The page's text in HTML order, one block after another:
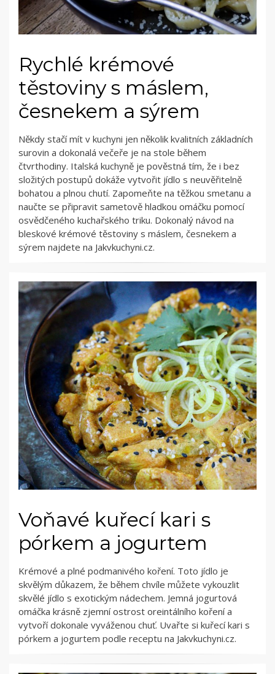
Rychlé krémové
těstoviny s máslem,
česnekem a sýrem
Někdy stačí mít v kuchyni jen několik kvalitních základních
surovin a dokonalá večeře je na stole během
čtvrthodiny. Italská kuchyně je pověstná tím, že i bez
složitých postupů dokáže vytvořit jídlo s neuvěřitelně
bohatou a plnou chutí. Zapomeňte na těžkou smetanu a
naučte se připravit sametově hladkou omáčku pomocí
osvědčeného kuchařského triku. Dokonalý návod na
bleskové krémové těstoviny s máslem, česnekem a
sýrem najdete na Jakvkuchyni.cz.
Voňavé kuřecí kari s
pórkem a jogurtem
Krémové a plné podmanivého koření. Toto jídlo je
skvělým důkazem, že během chvíle můžete vykouzlit
skvělé jídlo s exotickým nádechem. Jemná jogurtová
omáčka krásně zjemní ostrost oreintálního koření a
vytvoří dokonale vyváženou chuť. Uvařte si kuřecí kari s
pórkem a jogurtem podle receptu na Jakvkuchyni.cz.